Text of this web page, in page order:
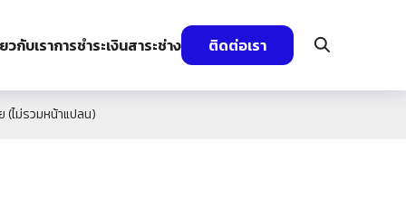
วกับเราการชำระเงินสาระช่าง ติดต่อเรา
ไม่รวมหน้าแปลน)